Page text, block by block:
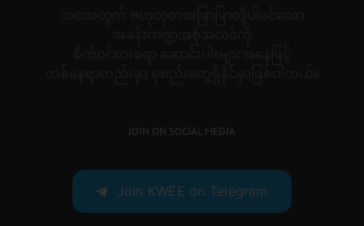
JOIN ON SOCIAL MEDIA
Join KWEE on Telegram